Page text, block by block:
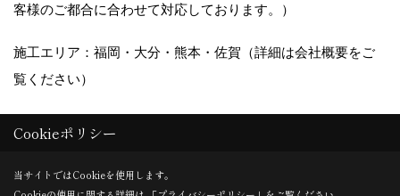
客様のご都合に合わせて対応しております。）
施工エリア：福岡・大分・熊本・佐賀（詳細は会社概要をご
覧ください）
Copyright (c) 木造りの家フォーユー. All Rights Reserved.
Cookieポリシー
当サイトではCookieを使用します。